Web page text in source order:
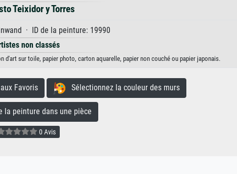
Teixidor y Torres
· ID de la peinture: 19990
non classés
d'art sur toile, papier photo, carton aquarelle, papier non couché ou papier japonais.
Favoris Sélectionnez la couleur des murs
peinture dans une pièce
0 Avis